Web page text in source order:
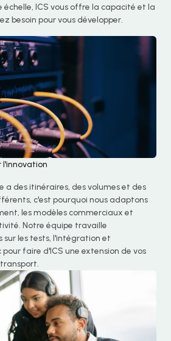
ICS vous offre la capacité et la
besoin pour vous développer.
l'innovation
a des itinéraires, des volumes et des
c'est pourquoi nous adaptons
les modèles commerciaux et
Notre équipe travaille
sur les tests, l'intégration et
faire d'ICS une extension de vos